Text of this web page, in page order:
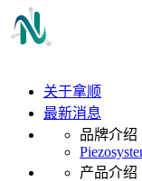
关于拿顺
最新消息
品牌介绍
产品介绍